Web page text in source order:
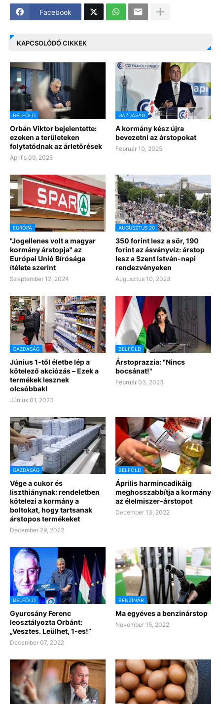
Facebook
KAPCSOLÓDÓ CIKKEK
BELFÖLD
Orbán Viktor bejelentette:
ezeken a területeken
folytatódnak az árletörések
Április 09, 2025
GAZDASÁG
A kormány kész újra
bevezetni az árstopokat
Február 10, 2025
EURÓPA
"Jogellenes volt a magyar
kormány árstopja" az
Európai Unió Bírósága
ítélete szerint
Szeptember 12, 2024
AUGUSZTUS 20
350 forint lesz a sör, 190
forint az ásványvíz: árstop
lesz a Szent István-napi
rendezvényeken
Augusztus 10, 2023
GAZDASÁG
Június 1-től életbe lép a
kötelező akciózás – Ezek a
termékek lesznek
olcsóbbak!
Június 01, 2023
BELFÖLD
Árstoprazzia: "Nincs
bocsánat!"
Február 03, 2023
GAZDASÁG
Vége a cukor és
liszthiánynak: rendeletben
kötelezi a kormány a
boltokat, hogy tartsanak
árstopos termékeket
December 29, 2022
BELFÖLD
Április harmincadikáig
meghosszabbítja a kormány
az élelmiszer-árstopot
December 13, 2022
BELFÖLD
Gyurcsány Ferenc
leosztályozta Orbánt:
„Vesztes. Leülhet, 1-es!”
December 07, 2022
BENZINÁR
Ma egyéves a benzinárstop
November 15, 2022